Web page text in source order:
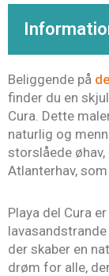
Beliggende på
finder du en
Cura. Dette
naturlig og
storslåede øhav,
Atlanterhav,
Playa del Cura
der skaber en
drøm for alle,